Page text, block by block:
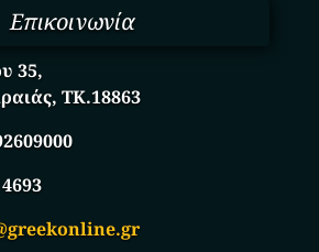
Επικοινωνία
35,
ΤΚ.18863